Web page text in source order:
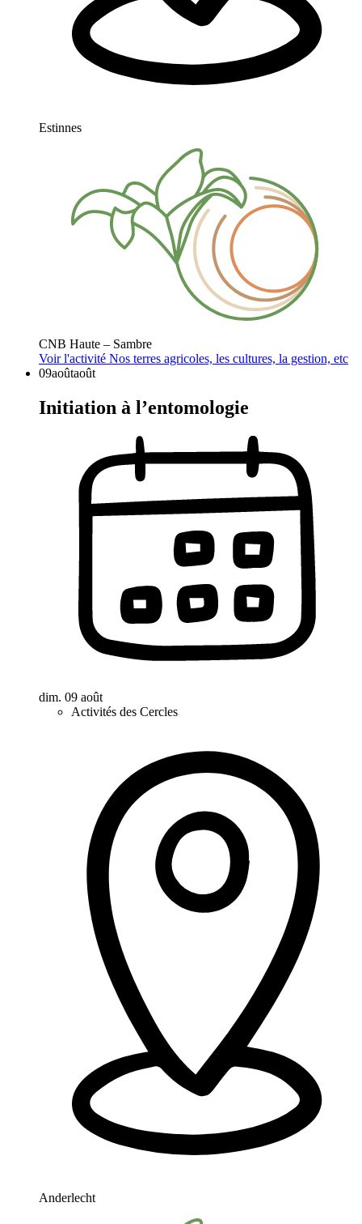
Estinnes
CNB Haute – Sambre
Voir l'activité Nos terres agricoles, les cultures, la gestion, etc
09aoûtaoût
Initiation à l’entomologie
dim. 09 août
Activités des Cercles
Anderlecht